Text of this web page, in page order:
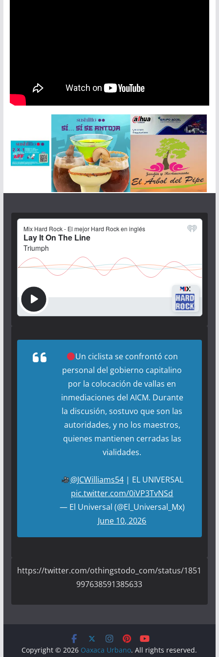
Un ciclista se confrontó con
personal del gobierno capitalino
por la colocación de vallas en
inmediaciones del AICM. Durante
la discusión, sostuvo que son las
autoridades, y no los maestros,
quienes mantienen cerradas las
vialidades.
@JCWilliams54| EL UNIVERSAL
pic.twitter.com/0iVP3TvNSd
— El Universal (@El_Universal_Mx)
June 10, 2026
https://twitter.com/othingstodo_com/status/1851
997638591385633
Copyright © 2026 Oaxaca Urbano. All rights reserved.